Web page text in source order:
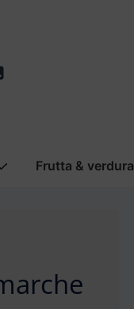
Frutta & verdura